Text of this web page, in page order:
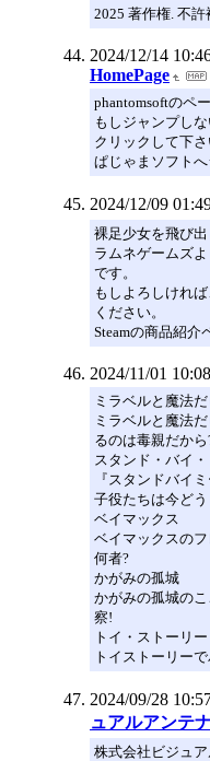
2025 著作権. 不許
2024/12/14
HomePage
phantomsoftのペ
もしジャンプし
クリックして下さ
ぱじゃまソフト
2024/12/09
裸足少女を飛び出
ラムネゲームズ
です。
もしよろしけれ
ください。
Steamの商品紹介
2024/11/01
ミラベルと魔法
ミラベルと魔法
るのは毒親だから
スタンド・バイ
『スタンドバイ
子役たちは今ど
ベイマックス
ベイマックスの
何者?
かがみの孤城
かがみの孤城の
察!
トイ・ストーリー
トイストーリー
2024/09/28
ュアルアンテ
株式会社ビジュ